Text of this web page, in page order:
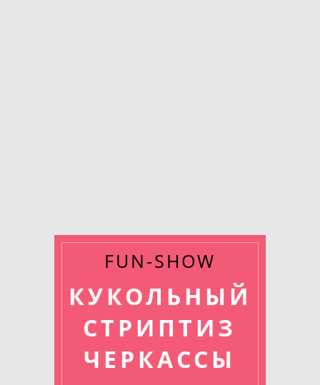
FUN-SHOW
КУКОЛЬНЫЙ
СТРИПТИЗ
ЧЕРКАССЫ